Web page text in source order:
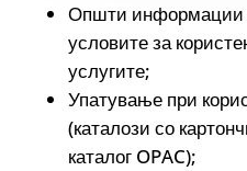
Општи информации
условите за
услугите;
Упатување при
(каталози со
каталог OPAC);